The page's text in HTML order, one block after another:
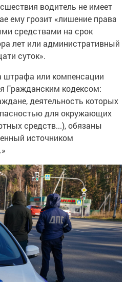
водитель не имеет
ему грозит «лишение права
средствами на срок
лет или административный
суток».
штрафа или компенсации
Гражданским кодексом:
деятельность которых
для окружающих
средств...), обязаны
источником